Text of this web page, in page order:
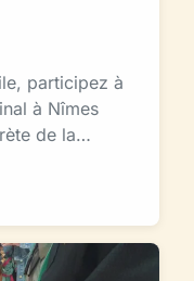
participez à
à Nîmes
de la…